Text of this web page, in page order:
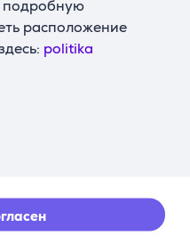
подробную
расположение
politika